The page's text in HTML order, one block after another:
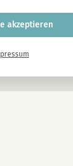
akzeptieren